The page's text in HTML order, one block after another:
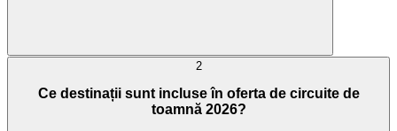
2
Ce destinații sunt incluse în oferta de circuite de
toamnă 2026?